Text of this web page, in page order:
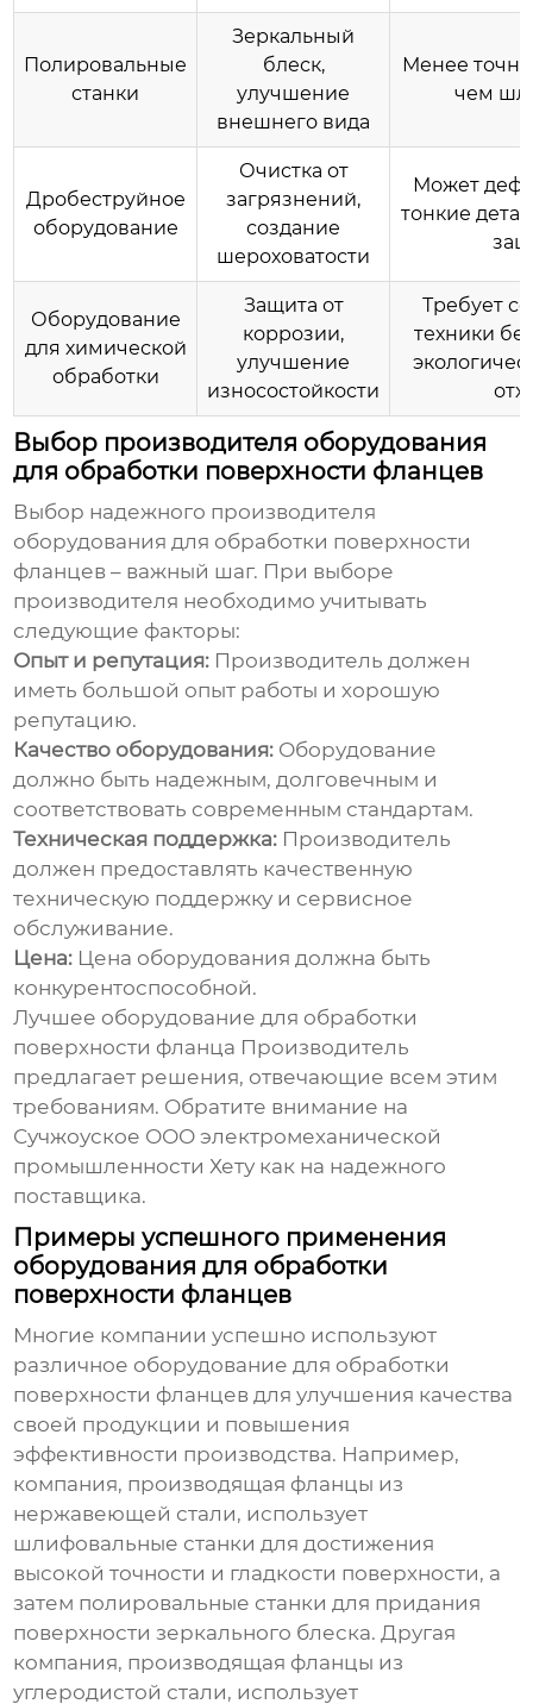
Полировальные
станки
Зеркальный
блеск,
улучшение
внешнего вида
Менее
чем
Дробеструйное
оборудование
Очистка от
загрязнений,
создание
шероховатости
Может
тонкие
Оборудование
для химической
обработки
Защита от
коррозии,
улучшение
износостойкости
Требует
техники
Выбор производителя оборудования
для обработки поверхности фланцев
Выбор надежного производителя
оборудования для обработки поверхности
фланцев – важный шаг. При выборе
производителя необходимо учитывать
следующие факторы:
Опыт и репутация: Производитель должен
иметь большой опыт работы и хорошую
репутацию.
Качество оборудования: Оборудование
должно быть надежным, долговечным и
соответствовать современным стандартам.
Техническая поддержка: Производитель
должен предоставлять качественную
техническую поддержку и сервисное
обслуживание.
Цена: Цена оборудования должна быть
конкурентоспособной.
Лучшее оборудование для обработки
поверхности фланца Производитель
предлагает решения, отвечающие всем этим
требованиям. Обратите внимание на
Сучжоуское ООО электромеханической
промышленности Хету как на надежного
поставщика.
Примеры успешного применения
оборудования для обработки
поверхности фланцев
Многие компании успешно используют
различное оборудование для обработки
поверхности фланцев для улучшения качества
своей продукции и повышения
эффективности производства. Например,
компания, производящая фланцы из
нержавеющей стали, использует
шлифовальные станки для достижения
высокой точности и гладкости поверхности, а
затем полировальные станки для придания
поверхности зеркального блеска. Другая
компания, производящая фланцы из
углеродистой стали, использует